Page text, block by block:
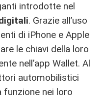
introdotte nel
. Grazie all’uso
di iPhone e Apple
le chiavi della loro
nell’app Wallet. Al
automobilistici
funzione nei loro